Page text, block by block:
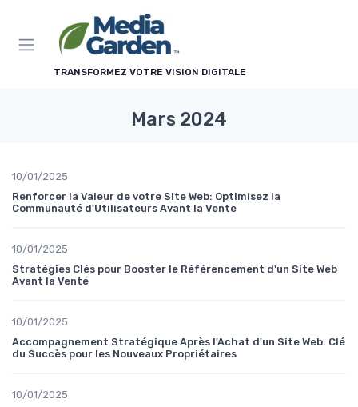
TRANSFORMEZ VOTRE VISION DIGITALE
Mars 2024
10/01/2025
Renforcer la Valeur de votre Site Web: Optimisez la
Communauté d'Utilisateurs Avant la Vente
10/01/2025
Stratégies Clés pour Booster le Référencement d'un Site Web
Avant la Vente
10/01/2025
Accompagnement Stratégique Après l'Achat d'un Site Web: Clé
du Succès pour les Nouveaux Propriétaires
10/01/2025